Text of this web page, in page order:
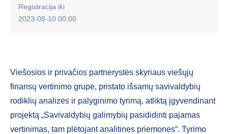
Registracija iki
2023-08-10 00:00
Viešosios ir privačios partnerystės skyriaus viešųjų
finansų vertinimo grupė, pristato išsamų savivaldybių
rodiklių analizės ir palyginimo tyrimą, atliktą įgyvendinant
projektą „Savivaldybių galimybių pasididinti pajamas
vertinimas, tam plėtojant analitines priemones“. Tyrimo